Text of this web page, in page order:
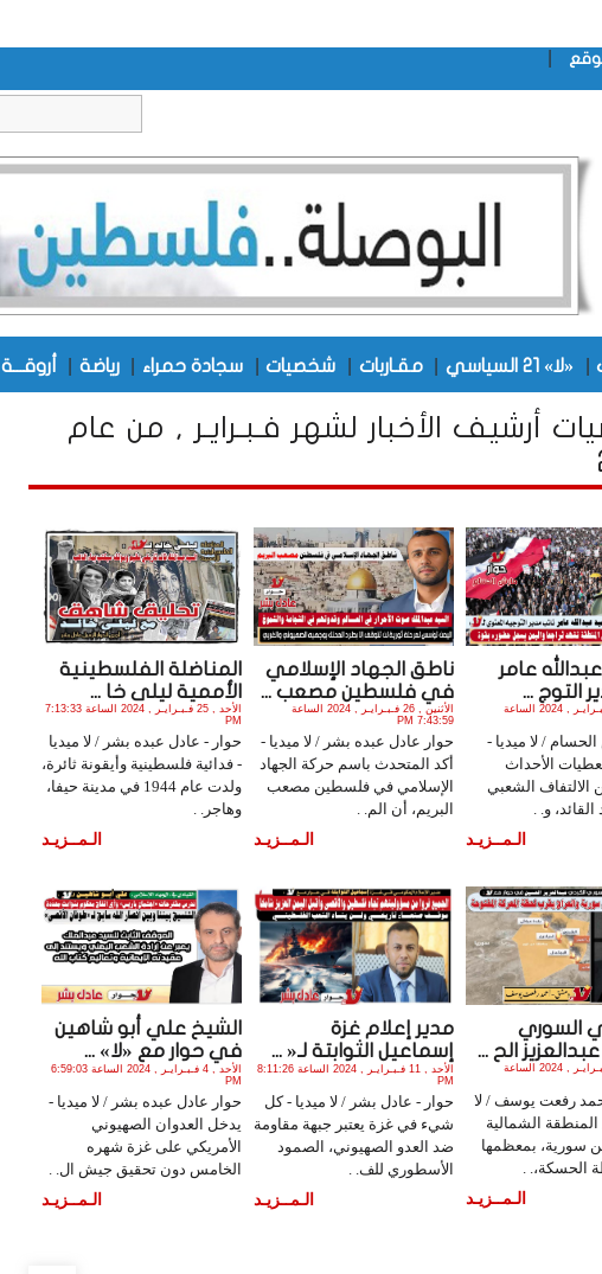
«لا» 21 السياسي مقـاربات شخصيات سجادة حمراء رياضة أروقـــة
أرشيف الأخبار لشهر فـبـرايـر , من عام
عامر
التوج ...
الثلاثاء , 27 فـبـرايـر , 2024 الساعة
/ لا ميديا -
الأحداث
الالتفاف الشعبي
و. .
الـمــزيـد
ناطق الجهاد الإسلامي
في فلسطين مصعب ...
الأثنين , 26 فـبـرايـر , 2024 الساعة
7:43:59 PM
حوار عادل عبده بشر / لا ميديا -
أكد المتحدث باسم حركة الجهاد
الإسلامي في فلسطين مصعب
البريم، أن الم. .
الـمــزيـد
المناضلة الفلسطينية
الأممية ليلى خا ...
الأحد , 25 فـبـرايـر , 2024 الساعة 7:13:33
PM
حوار - عادل عبده بشر / لا ميديا
- فدائية فلسطينية وأيقونة ثائرة،
ولدت عام 1944 في مدينة حيفا،
وهاجر. .
الـمــزيـد
السوري
الح ...
الثلاثاء , 13 فـبـرايـر , 2024 الساعة
رفعت يوسف / لا
المنطقة الشمالية
سورية، بمعظمها
الحسكة،. .
الـمــزيـد
مدير إعلام غزة
إسماعيل الثوابتة لـ« ...
الأحد , 11 فـبـرايـر , 2024 الساعة 8:11:26
PM
حوار - عادل بشر / لا ميديا - كل
شيء في غزة يعتبر جبهة مقاومة
ضد العدو الصهيوني، الصمود
الأسطوري للف. .
الـمــزيـد
الشيخ علي أبو شاهين
في حوار مع «لا» ...
الأحد , 4 فـبـرايـر , 2024 الساعة 6:59:03
PM
حوار عادل عبده بشر / لا ميديا -
يدخل العدوان الصهيوني
الأمريكي على غزة شهره
الخامس دون تحقيق جيش ال. .
الـمــزيـد